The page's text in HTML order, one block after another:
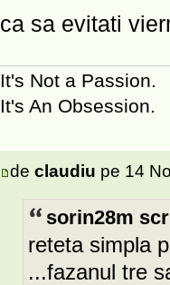
ca sa evitati
It's Not a Passion.
It's An Obsession.
declaudiu pe 14
sorin28m
reteta simpla
...fazanul tre